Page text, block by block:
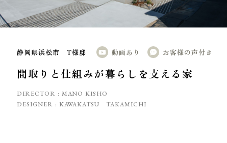
静岡県浜松市 T様邸 動画あり お客様の声付き
間取りと仕組みが暮らしを支える家
DIRECTOR : MANO KISHO
DESIGNER : KAWAKATSU TAKAMICHI